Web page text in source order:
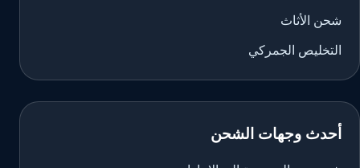
شحن الأثاث
التخليص الجمركي
أحدث وجهات الشحن